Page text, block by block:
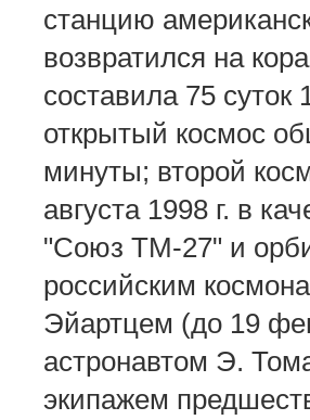
станцию
возвратился на
составила 75
открытый космос
минуты; второй
августа 1998 г. в
"Союз ТМ-27" и
российским
Эйартцем (до 19
астронавтом Э.
экипажем